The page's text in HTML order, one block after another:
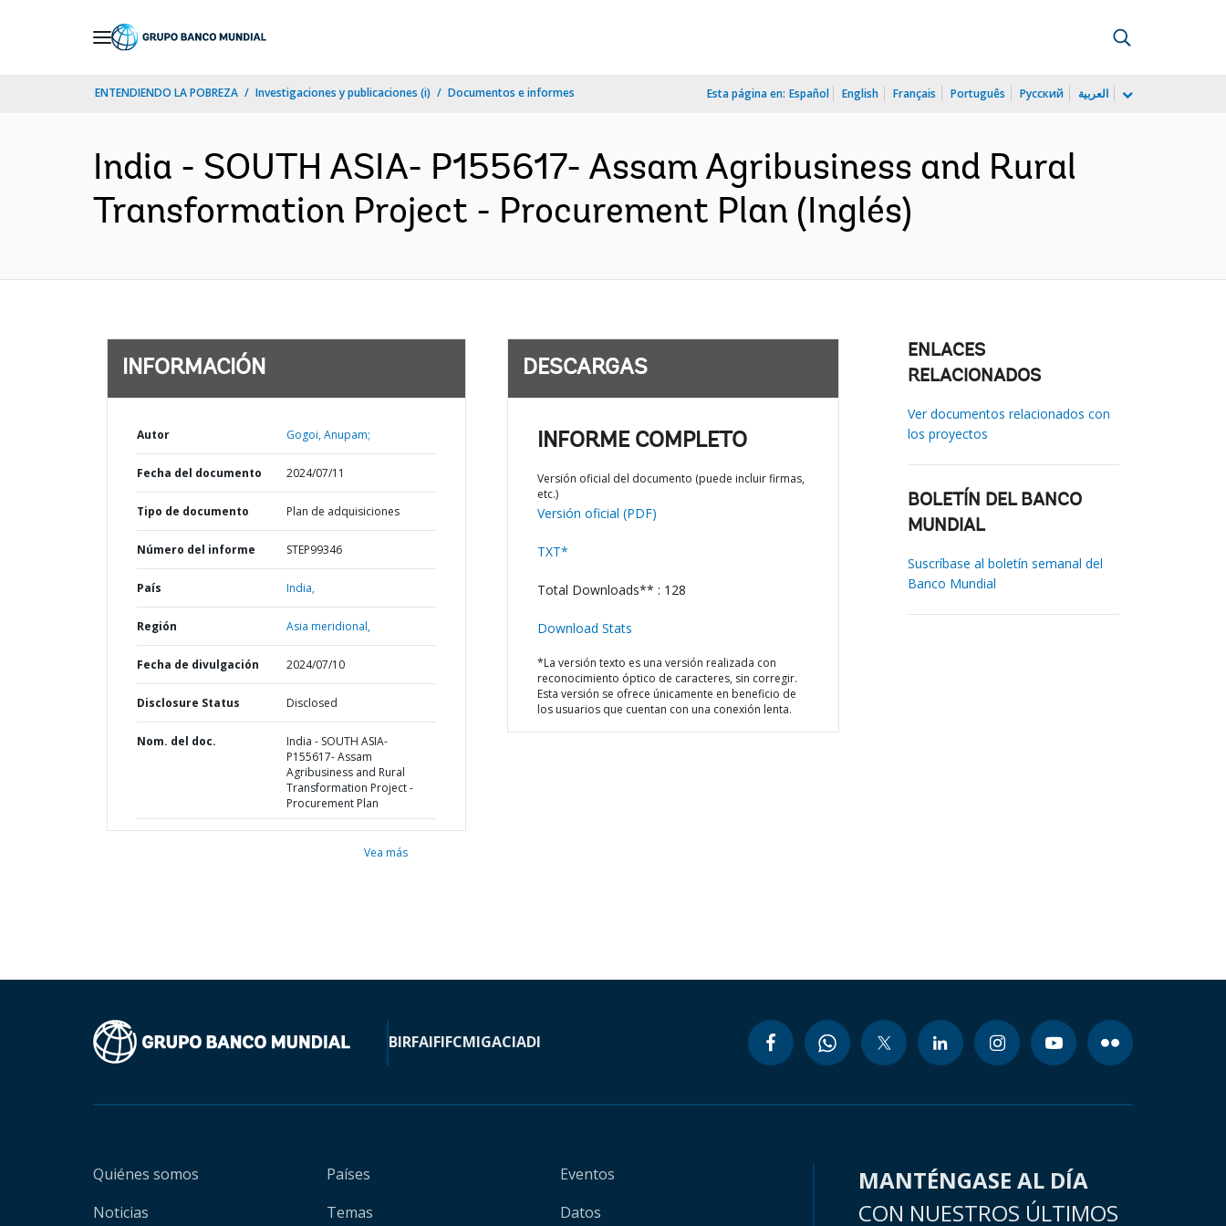
ENTENDIENDO LA POBREZA Investigaciones y publicaciones (i) Documentos e informes Esta página en: Español English Français Português Русский العربية
India - SOUTH ASIA- P155617- Assam Agribusiness and Rural
Transformation Project - Procurement Plan (Inglés)
INFORMACIÓN
Autor Gogoi, Anupam;
Fecha del documento 2024/07/11
Tipo de documento Plan de adquisiciones
Número del informe STEP99346
País India,
Región Asia meridional,
Fecha de divulgación 2024/07/10
Disclosure Status Disclosed
Nom. del doc.
India - SOUTH ASIA-
P155617- Assam
Agribusiness and Rural
Transformation Project -
Procurement Plan
Vea más
DESCARGAS
INFORME COMPLETO
Versión oficial del documento (puede incluir firmas,
etc.)
Versión oficial (PDF)
TXT*
Total Downloads** : 128
Download Stats
*La versión texto es una versión realizada con
reconocimiento óptico de caracteres, sin corregir.
Esta versión se ofrece únicamente en beneficio de
los usuarios que cuentan con una conexión lenta.
ENLACES
RELACIONADOS
Ver documentos relacionados con
los proyectos
BOLETÍN DEL BANCO
MUNDIAL
Suscríbase al boletín semanal del
Banco Mundial
BIRFAIFIFCMIGACIADI
Quiénes somos
Noticias
Países
Temas
Eventos
Datos
MANTÉNGASE AL DÍA
CON NUESTROS ÚLTIMOS